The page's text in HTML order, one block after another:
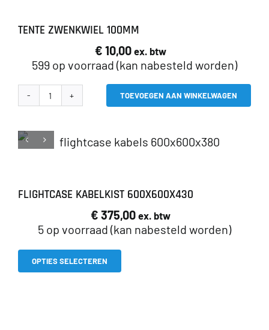
TENTE ZWENKWIEL 100MM
€ 10,00 ex. btw
599 op voorraad (kan nabesteld worden)
Tente
100mm
aantal
TOEVOEGEN AAN WINKELWAGEN
FLIGHTCASE KABELKIST 600X600X430
€ 375,00 ex. btw
5 op voorraad (kan nabesteld worden)
OPTIES SELECTEREN